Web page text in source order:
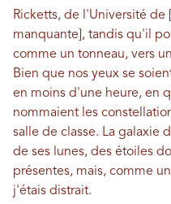
Ricketts, de l'Université
manquante], tandis qu'il
comme un tonneau, vers
Bien que nos yeux se
en moins d'une heure, en
nommaient les
salle de classe. La galaxie
de ses lunes, des étoiles
présentes, mais, comme
j'étais distrait.